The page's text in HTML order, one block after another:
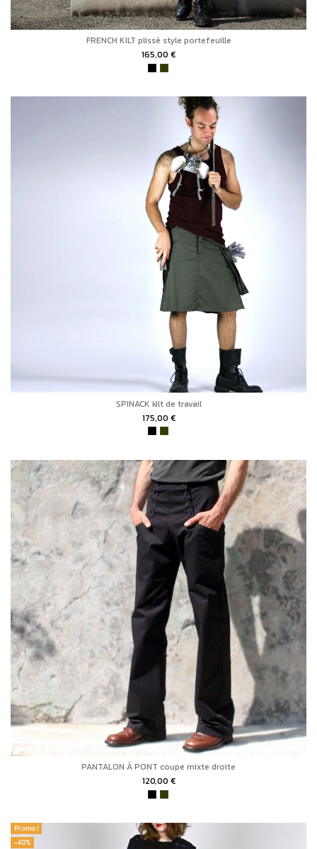
FRENCH KILT plissé style portefeuille
165,00 €
SPINACK kilt de travail
175,00 €
PANTALON À PONT coupe mixte droite
120,00 €
Promo !
-40%